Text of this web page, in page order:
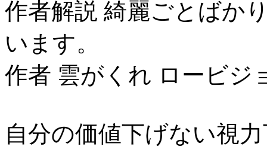
作者解説 綺麗ごとばか
います。
作者 雲がくれ ロービジ
自分の価値下げない視